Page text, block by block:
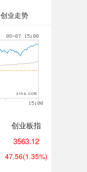
创业走势
创业板指
3563.12
47.56(1.35%)